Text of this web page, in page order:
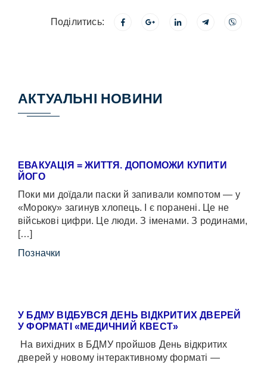
Поділитись:
АКТУАЛЬНІ НОВИНИ
ЕВАКУАЦІЯ = ЖИТТЯ. ДОПОМОЖИ КУПИТИ
ЙОГО
Поки ми доїдали паски й запивали компотом — у
«Мороку» загинув хлопець. І є поранені. Це не
військові цифри. Це люди. З іменами. З родинами,
[…]
Позначки
У БДМУ ВІДБУВСЯ ДЕНЬ ВІДКРИТИХ ДВЕРЕЙ
У ФОРМАТІ «МЕДИЧНИЙ КВЕСТ»
На вихідних в БДМУ пройшов День відкритих
дверей у новому інтерактивному форматі —